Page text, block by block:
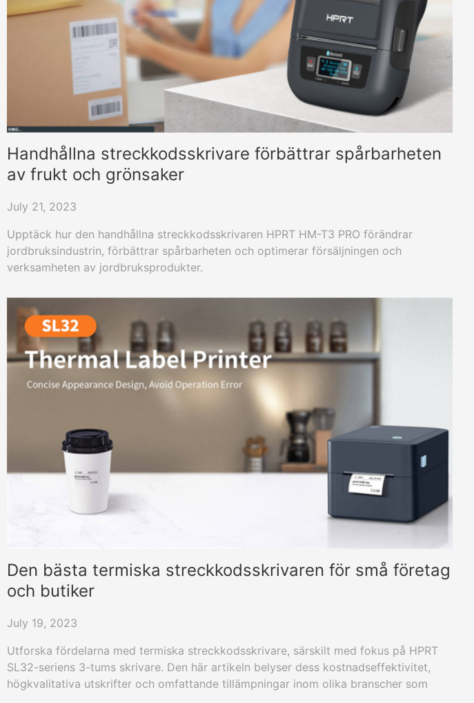
Handhållna streckkodsskrivare förbättrar spårbarheten
av frukt och grönsaker
July 21, 2023
Upptäck hur den handhållna streckkodsskrivaren HPRT HM-T3 PRO förändrar
jordbruksindustrin, förbättrar spårbarheten och optimerar försäljningen och
verksamheten av jordbruksprodukter.
Den bästa termiska streckkodsskrivaren för små företag
och butiker
July 19, 2023
Utforska fördelarna med termiska streckkodsskrivare, särskilt med fokus på HPRT
SL32-seriens 3-tums skrivare. Den här artikeln belyser dess kostnadseffektivitet,
högkvalitativa utskrifter och omfattande tillämpningar inom olika branscher som